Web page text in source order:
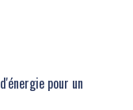
pour un